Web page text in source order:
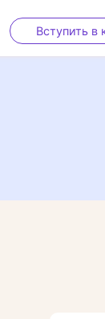
Вступить в